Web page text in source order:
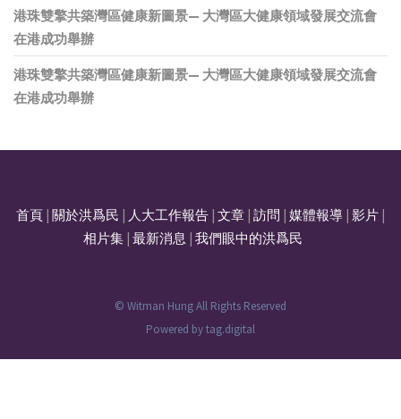
港珠雙擎共築灣區健康新圖景— 大灣區大健康領域發展交流會
在港成功舉辦
港珠雙擎共築灣區健康新圖景— 大灣區大健康領域發展交流會
在港成功舉辦
首頁 關於洪爲民 人大工作報告 文章 訪問 媒體報導 影片
相片集| 最新消息 我們眼中的洪爲民
© Witman Hung All Rights Reserved
Powered bytag.digital